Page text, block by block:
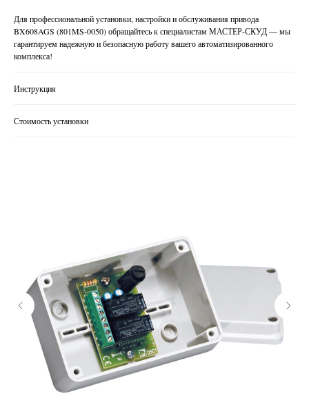
Для профессиональной установки, настройки и обслуживания привода
BX608AGS (801MS-0050) обращайтесь к специалистам МАСТЕР-СКУД — мы
гарантируем надежную и безопасную работу вашего автоматизированного
комплекса!
Инструкция
Стоимость установки